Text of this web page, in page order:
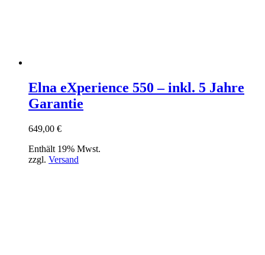
Elna eXperience 550 – inkl. 5 Jahre
Garantie
649,00 €
Enthält 19% Mwst.
zzgl. Versand